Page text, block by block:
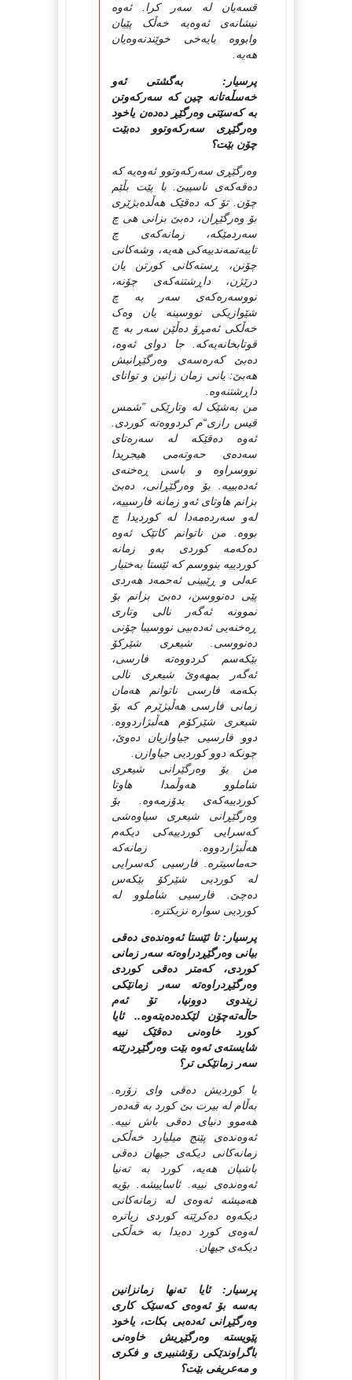
قسه‌یان له سه‌ر کرا. ئه‌وه‌
نیشانه‌ی ئه‌وه‌یه‌ خه‌ڵک پێیان
وابووه‌ بایه‌خی خوێندنه‌وه‌یان
هه‌یه‌.
پرسیار: بەگشتی ئەو
خەسڵەتانە چین کە سەرکەوتن
بە کەسێتی وەرگێڕ دەدەن یاخود
وەرگێڕی سەرکەوتوو دەبێت
چۆن بێت؟
وه‌رگێڕی سه‌رکه‌وتوو ئه‌وه‌یه‌ که‌
ده‌قه‌که‌ی ناسیبێ. با پێت بڵێم
چۆن. تۆ که‌ ده‌قێک هه‌ڵده‌بژێری
بۆ وه‌رگێڕان، ده‌بێ بزانی هی چ
سه‌ردمێکه‌، زمانه‌که‌ی چ
تایبه‌تمه‌ندییه‌کی هه‌یه‌، وشه‌کانی
چۆنن، ڕسته‌کانی کورتن یان
درێژن، داڕشتنه‌که‌ی چۆنه‌،
نووسه‌ره‌که‌ی سه‌ر به‌ چ
شێوازیکی نووسینه‌ یان وه‌ک
خه‌ڵکی ئه‌مڕۆ ده‌ڵێن سه‌ر به‌ چ
قوتابخانه‌یه‌که‌. جا دوای ئه‌وه‌،
ده‌بێ که‌ره‌سه‌ی وه‌رگێڕانیش
هه‌بێ: یانی زمان زانین و توانای
داڕشتنه‌وه‌.
من به‌شێک له‌ وتارێکی ”شمس
قیس رازی“م کردووه‌ته‌ کوردی.
ئه‌وه‌ ده‌قێکه‌ له‌ سه‌ره‌تای
سه‌ده‌ی حه‌وته‌می هیجریدا
نووسراوه‌ و باسی ڕه‌خنه‌ی
ئه‌ده‌بییه‌. بۆ وه‌رگێڕانی، ده‌بێ
بزانم هاوتای ئه‌و زمانه‌ فارسییه‌،
له‌و سه‌رده‌مه‌دا له‌ کوردیدا چ
بووه‌. من ناتوانم کاتێک ئه‌وه‌
ده‌که‌مه‌ کوردی به‌و زمانه‌
کوردییه‌ بنووسم که‌ ئێستا به‌ختیار
عه‌لی و ڕێبینی ئه‌حمه‌د هه‌ردی
پێی ده‌نووسن، ده‌بێ بزانم بۆ
نموونه‌ ئه‌گه‌ر نالی وتاری
ڕه‌خنه‌یی ئه‌ده‌بیی نووسیبا چۆنی
ده‌نووسی. شیعری شێرکۆ
بێکه‌سم کردووه‌ته‌ فارسی،
ئه‌گه‌ر بمهه‌وێ شیعری نالی
بکه‌مه‌ فارسی ناتوانم هه‌مان
زمانی فارسی هه‌ڵبژێرم که‌ بۆ
شیعری شێرکۆم هه‌ڵبژاردووه‌.
دوو فارسیی جیاوازیان ده‌وێ،
چونکه‌ دوو کوردیی جیاوازن.
من بۆ وه‌رگێرانی شیعری
شاملوو هه‌وڵمدا هاوتا
کوردییه‌که‌ی بدۆزمه‌وه‌. بۆ
وه‌رگێڕانی شیعری سیاوه‌شی
که‌سرایی کوردییه‌کی دیکه‌م
هه‌ڵبژاردووه‌. زمانه‌که‌
حه‌ماسیتره‌. فارسیی که‌سرایی
له‌ کوردیی شێرکۆ بێکه‌س
ده‌چێ. فارسیی شاملوو له‌
کوردیی سواره‌ نزیکتره‌.
پرسیار: تا ئێستا ئەوەندەی دەقی
بیانی وەرگێڕدراوەتە سەر زمانی
کوردی، کەمتر دەقی کوردی
وەرگێڕدراوەتە سەر زمانێکی
زیندوی دوونیا، تۆ ئەم
حاڵەتەچۆن لێکدەدەیتەوە.. ئایا
کورد خاوەنی دەقێک نییە
شایستەی ئەوە بێت وەرگێڕدرێتە
سەر زمانێکی تر؟
با کوردیش ده‌قی وای زۆره‌.
به‌ڵام له‌ بیرت بێ کورد به‌ قه‌ده‌ر
هه‌موو دنیای ده‌قی باش نییه‌.
ئه‌وه‌نده‌ی پێنج میلیارد خه‌ڵکی
زمانه‌کانی دیکه‌ی جیهان ده‌قی
باشیان هه‌یه‌، کورد به‌ ته‌نیا
ئه‌وه‌نده‌ی نییه‌. ئاساییشه‌. بۆیه‌
هه‌میشه‌ ئه‌وه‌ی له‌ زمانه‌کانی
دیکه‌وه‌ ده‌کرێته‌ کوردی زیاتره‌
له‌وه‌ی کورد ده‌یدا به‌ خه‌ڵکی
دیکه‌ی جیهان.
پرسیار: ئایا تەنها زمانزانین
بەسە بۆ ئەوەی کەسێک کاری
وەرگێڕانی ئەدەبی بکات، یاخود
پێویستە وەرگێڕیش خاوەنی
باگراوندێکی رۆشنبیری و فکری
و مەعریفی بێت؟